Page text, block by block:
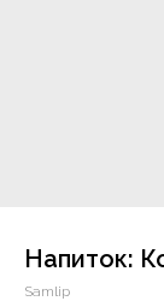
Напиток:
Samlip